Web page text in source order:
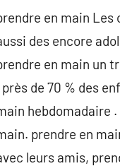
en main
des encore
en main un
près de 70 % des
hebdomadaire
prendre en
leurs amis,